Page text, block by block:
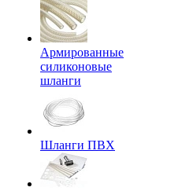
Армированные
силиконовые
шланги
Шланги ПВХ